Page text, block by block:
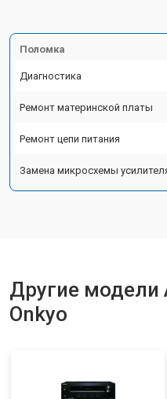
Поломка
Диагностика
Ремонт материнской платы
Ремонт цепи питания
Замена микросхемы
Другие модели
Onkyo